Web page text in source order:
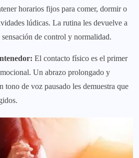
horarios fijos para comer, dormir o
lúdicas. La rutina les devuelve a
de control y normalidad.
El contacto físico es el primer
Un abrazo prolongado y
tono de voz pausado les demuestra que